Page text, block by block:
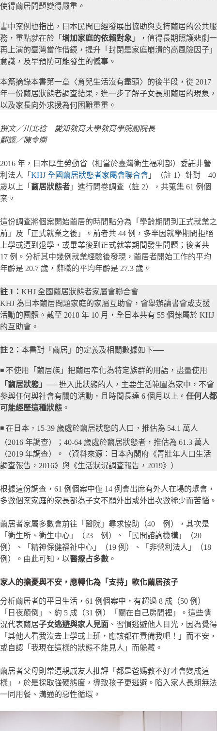
使得繭居問題變得嚴重。
書中案例也指出，日本民間已經發展出協助與支持繭居的公共服
務，重點就在於「 增加家庭的依賴對象 」，值得長期照護悲劇一
再上演的臺灣當作借鏡，提升「封閉是家庭崩潰的高風險因子」
意識，及早預防可能發生的憾事。
本篇摘錄本書第一章〈育兒生活沒有盡頭〉的後半段，從 2017
年一份繭居狀態者調查結果，進一步了解子女長期繭居的現象，
以及家長向外求援為何困難重重。
撰文／川北稔 愛知教育大學教育學院副院長
翻譯／陳令嫻
2016 年，日本厚生勞動省（相當於臺灣衛生福利部）委託非營
利法人「 KHJ 全國繭居狀態者家屬會聯合會 」（註 1）針對 40
歲以上「 繭居狀態者 」進行問卷調查（註 2），共蒐集 61 例個
案。
這份調查將個案開始繭居的時間點分為「學齡期間到正式就業之
前」及「正式就業之後」。前者共 44 例，多半因就學期間拒絕
上學或遭到退學，或畢業後到正式就業期間發生問題；後者共
17 例。分析其中幾例就業經驗後發現，繭居者開始工作的平均
年齡是 20.7 歲，辭職的平均年齡是 27.3 歲。
註 1： KHJ 全國繭居狀態者家屬會聯合會
KHJ 為日本繭居問題家庭的家屬互助會，會舉辦讀書會或支援
活動的團體。截至 2018 年 10 月，全日本共有 55 個隸屬於 KHJ
的互助會。
註 2： 本書對「繭居」的定義及相關數據如下──
◾ 不使用「繭居族」把繭居窄化為特定族群的用語，盡量使用
「繭居狀態」 ── 進入此狀態的人，主要生活範圍為家中，不會
參與任何與社會有關的活動，且時間長達 6 個月以上。 任何人都
可能經歷這種狀態 。
◾ 在日本，15-39 歲處於繭居狀態的人口，推估為 54.1 萬人
（2016 年調查）；40-64 歲處於繭居狀態者，推估為 61.3 萬人
（2019 年調查）。（資料來源：日本內閣府《青壯年人口生活
調查報告，2016》與《生活狀況調查報告，2019》）
根據這份調查，61 例個案中僅 14 例會出席有外人在場的聚會，
多數個案家庭的家長都為子女不願外出或外出次數稀少而苦惱。
繭居者家屬多數會前往「醫院」尋求協助（40 例），其次是
「衛生所、衛生中心」（23 例）、「民間諮詢機構」（20
例）、「精神保健福祉中心」（19 例）、「非營利法人」（18
例）。由此可知，以醫療占多數 。
家人的擔憂與不安，應轉化為「支持」軟化繭居孩子
分析繭居者的平日生活，61 例個案中，有超過 8 成（50 例）
「日夜顛倒」、約 5 成（31 例）「關在自己房間裡」。這些情
況代表繭居子女逃避與家人見面 、習慣逃避他人目光，因為覺得
「其他人看我沒去上學或上班，應該都在責備我吧！」而不安，
或自認「我現在這樣的狀態不能見人」而躲藏。
繭居者父母則常遭親戚友人批評「都是爸媽教不好才會變成這
樣」，於是採取強硬態度，導致孩子更逃避。陷入家人長期無法
一同用餐、溝通的惡性循環。